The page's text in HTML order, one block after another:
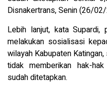
Disnakertrans, Senin (26/
Lebih lanjut, kata
melakukan sosialisasi
wilayah Kabupaten
tidak memberikan hak-
sudah ditetapkan.